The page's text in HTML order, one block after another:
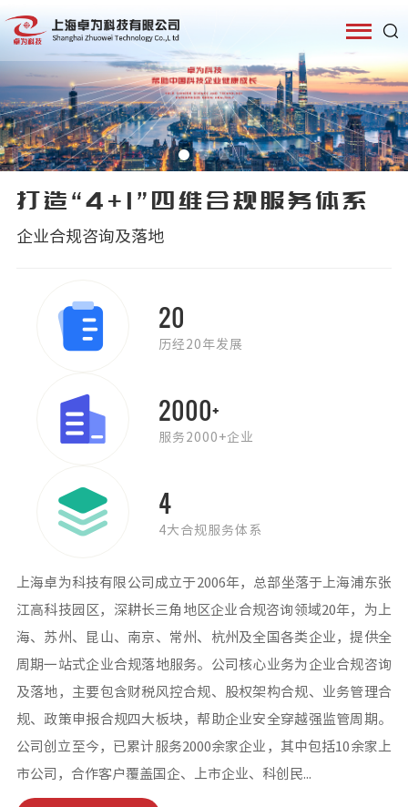
打造“4+1”四维合规服务体系
企业合规咨询及落地
20
历经20年发展
2000+
服务2000+企业
4
4大合规服务体系
上海卓为科技有限公司成立于2006年，总部坐落于上海浦东张
江高科技园区，深耕长三角地区企业合规咨询领域20年，为上
海、苏州、昆山、南京、常州、杭州及全国各类企业，提供全
周期一站式企业合规落地服务。公司核心业务为企业合规咨询
及落地，主要包含财税风控合规、股权架构合规、业务管理合
规、政策申报合规四大板块，帮助企业安全穿越强监管周期。
公司创立至今，已累计服务2000余家企业，其中包括10余家上
市公司，合作客户覆盖国企、上市企业、科创民...